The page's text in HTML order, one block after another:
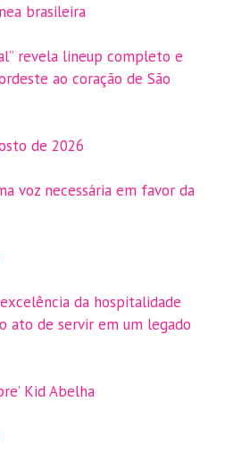
brasileira
revela lineup completo e
ao coração de São
de 2026
voz necessária em favor da
da hospitalidade
ato de servir em um legado
Kid Abelha